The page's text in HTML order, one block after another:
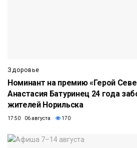
Здоровье
Номинант на премию «Герой
Анастасия Батуринец 24 года
жителей Норильска
17:50 06 августа 170